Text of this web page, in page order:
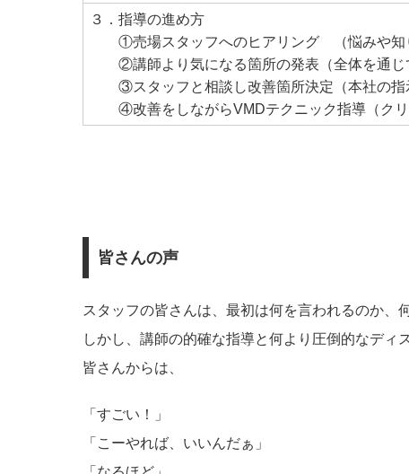
３．指導の進め方
①売場スタッフへのヒアリング （悩みや知
②講師より気になる箇所の発表（全体を通じ
③スタッフと相談し改善箇所決定（本社の指
④改善をしながらVMDテクニック指導（クリ
皆さんの声
スタッフの皆さんは、最初は何を言われるのか、
しかし、講師の的確な指導と何より圧倒的なデ
皆さんからは、
「すごい！」
「こーやれば、いいんだぁ」